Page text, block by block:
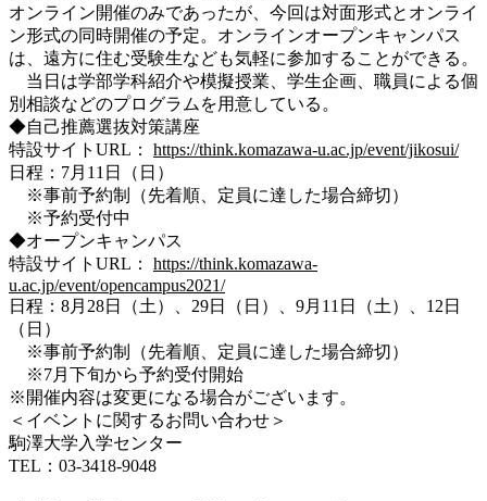
オンライン開催のみであったが、今回は対面形式とオンライ
ン形式の同時開催の予定。オンラインオープンキャンパス
は、遠方に住む受験生なども気軽に参加することができる。
当日は学部学科紹介や模擬授業、学生企画、職員による個
別相談などのプログラムを用意している。
◆自己推薦選抜対策講座
特設サイトURL： https://think.komazawa-u.ac.jp/event/jikosui/
日程：7月11日（日）
※事前予約制（先着順、定員に達した場合締切）
※予約受付中
◆オープンキャンパス
特設サイトURL： https://think.komazawa-
u.ac.jp/event/opencampus2021/
日程：8月28日（土）、29日（日）、9月11日（土）、12日
（日）
※事前予約制（先着順、定員に達した場合締切）
※7月下旬から予約受付開始
※開催内容は変更になる場合がございます。
＜イベントに関するお問い合わせ＞
駒澤大学入学センター
TEL：03-3418-9048